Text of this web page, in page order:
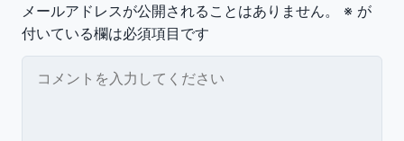
メールアドレスが公開されることはありません。 ※ が
付いている欄は必須項目です